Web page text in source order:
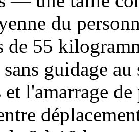
du
de 55
guidage
et l'amarrage